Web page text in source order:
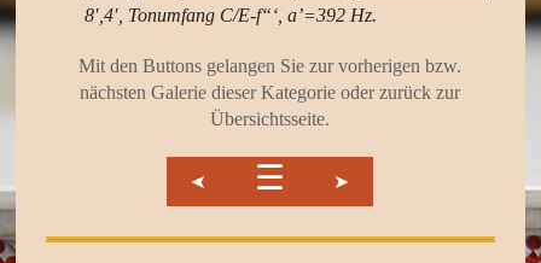
8′,4′, Tonumfang C/E-f“‘, a’=392 Hz.
Mit den Buttons gelangen Sie zur vorherigen bzw.
nächsten Galerie dieser Kategorie oder zurück zur
Übersichtsseite.
➤ ☰ ➤